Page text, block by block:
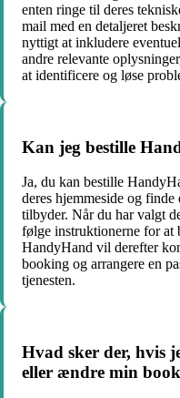
enten ringe til deres
mail med en detaljeret
nyttigt at inkludere
andre relevante
at identificere og løse
Kan jeg bestille
Ja, du kan bestille
deres hjemmeside og finde
tilbyder. Når du har valgt
følge instruktionerne for at
HandyHand vil derefter
booking og arrangere en
tjenesten.
Hvad sker der, hvis
eller ændre min